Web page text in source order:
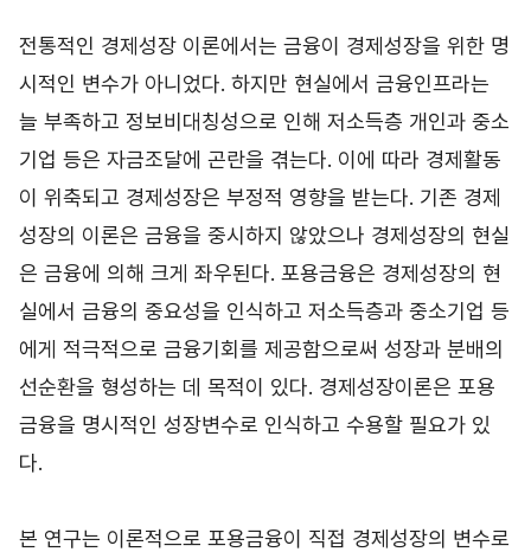
전통적인 경제성장 이론에서는 금융이 경제성장을 위한 명
시적인 변수가 아니었다. 하지만 현실에서 금융인프라는
늘 부족하고 정보비대칭성으로 인해 저소득층 개인과 중소
기업 등은 자금조달에 곤란을 겪는다. 이에 따라 경제활동
이 위축되고 경제성장은 부정적 영향을 받는다. 기존 경제
성장의 이론은 금융을 중시하지 않았으나 경제성장의 현실
은 금융에 의해 크게 좌우된다. 포용금융은 경제성장의 현
실에서 금융의 중요성을 인식하고 저소득층과 중소기업 등
에게 적극적으로 금융기회를 제공함으로써 성장과 분배의
선순환을 형성하는 데 목적이 있다. 경제성장이론은 포용
금융을 명시적인 성장변수로 인식하고 수용할 필요가 있
다.
본 연구는 이론적으로 포용금융이 직접 경제성장의 변수로